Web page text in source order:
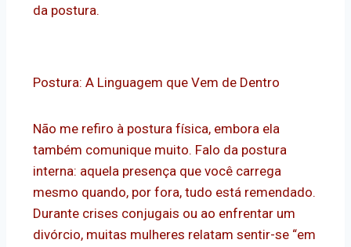
da postura.
Postura: A Linguagem que Vem de Dentro
Não me refiro à postura física, embora ela
também comunique muito. Falo da postura
interna: aquela presença que você carrega
mesmo quando, por fora, tudo está remendado.
Durante crises conjugais ou ao enfrentar um
divórcio, muitas mulheres relatam sentir-se “em